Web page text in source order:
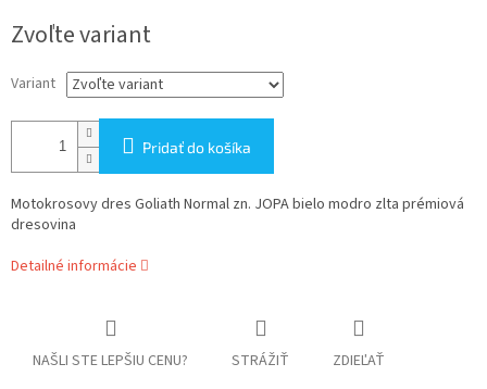
cena:
Zvoľte variant
Variant
Pridať do košíka
Motokrosovy dres Goliath Normal zn. JOPA bielo modro zlta prémiová
dresovina
Detailné informácie
NAŠLI STE LEPŠIU CENU? STRÁŽIŤ ZDIEĽAŤ